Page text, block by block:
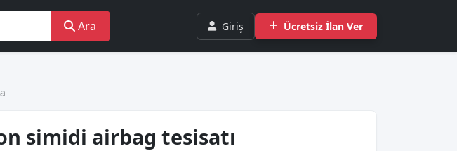
Ara Giriş Ücretsiz İlan Ver
simidi airbag tesisatı